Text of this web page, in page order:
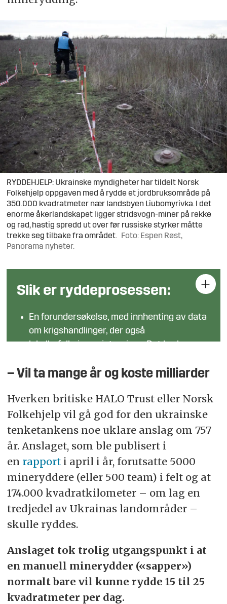
RYDDEHJELP: Ukrainske myndigheter har tildelt Norsk
Folkehjelp oppgaven med å rydde et jordbruksområde på
350.000 kvadratmeter nær landsbyen Liubomyrivka. I det
enorme åkerlandskapet ligger stridsvogn-miner på rekke
og rad, hastig spredd ut over før russiske styrker måtte
trekke seg tilbake fra området.
Foto: Espen Røst,
Panorama nyheter.
Slik er ryddeprosessen:
En forundersøkelse, med innhenting av data
om krigshandlinger, der også
hunder for å fastslå minefeltets grenser.
minelag merker udetonert ammunisjon, før
en eventuell detonasjon (i Ukraina utført av
et statlig organ).
Siste del av prosessen er
«friskmelding» av området og deretter
tilbakeføring til ordinær sivil bruk.
– Vil ta mange år og koste milliarder
Hverken britiske HALO Trust eller Norsk
Folkehjelp vil gå god for den ukrainske
tenketankens noe uklare anslag om 757
år. Anslaget, som ble publisert i
en rapporti april i år, forutsatte 5000
mineryddere (eller 500 team) i felt og at
174.000 kvadratkilometer – om lag en
tredjedel av Ukrainas landområder –
skulle ryddes.
Anslaget tok trolig utgangspunkt i at
en manuell minerydder («sapper»)
normalt bare vil kunne rydde 15 til 25
kvadratmeter per dag.